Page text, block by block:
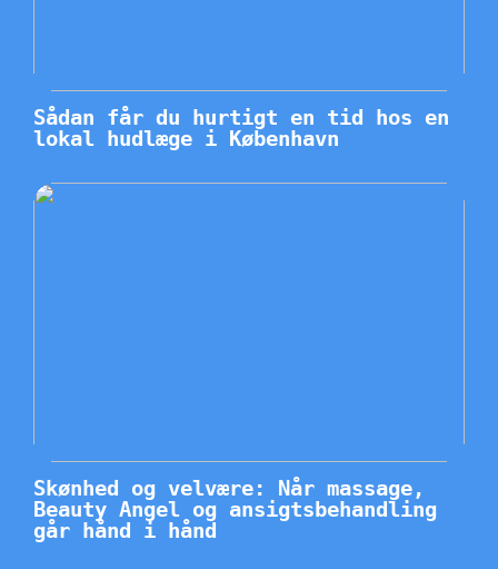
Sådan får du hurtigt en tid hos en
lokal hudlæge i København
Skønhed og velvære: Når massage,
Beauty Angel og ansigtsbehandling
går hånd i hånd